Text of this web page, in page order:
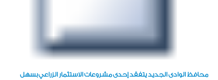
محافظ الوادى الجديد يتفقد إحدى مشروعات الاستثمار الزراعي بسهل